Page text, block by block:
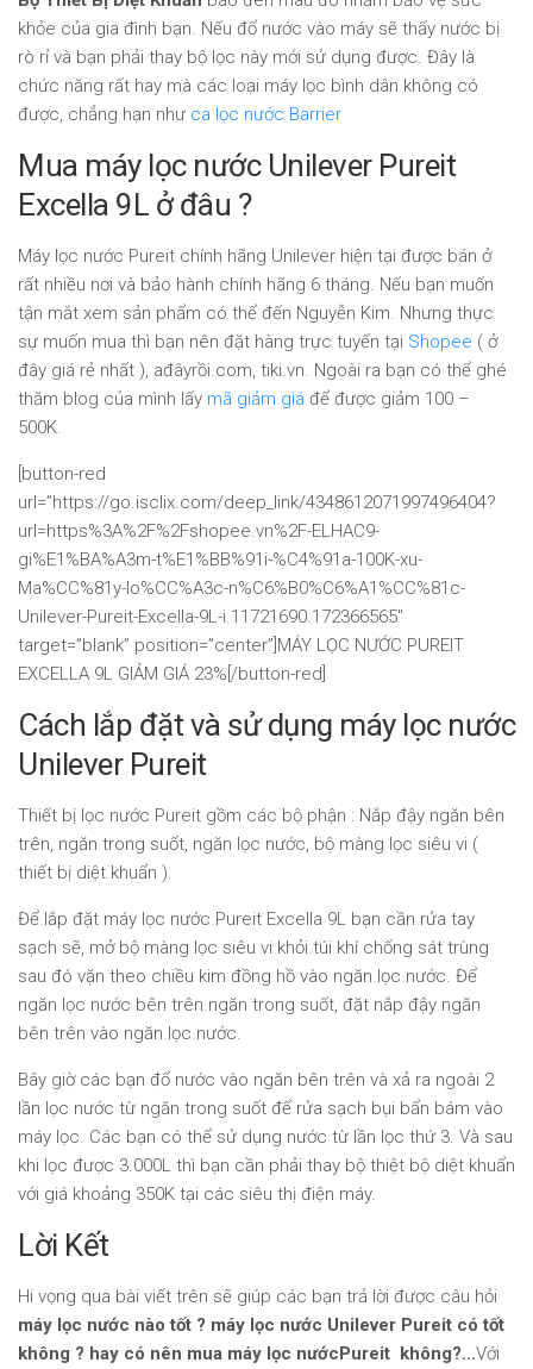
khỏe của gia đình bạn. Nếu đổ nước vào máy sẽ thấy nước bị
rò rỉ và bạn phải thay bộ lọc này mới sử dụng được. Đây là
chức năng rất hay mà các loại máy lọc bình dân không có
được, chẳng hạn như ca lọc nước Barrier
Mua máy lọc nước Unilever Pureit
Excella 9L ở đâu ?
Máy lọc nước Pureit chính hãng Unilever hiện tại được bán ở
rất nhiều nơi và bảo hành chính hãng 6 tháng. Nếu bạn muốn
tận mắt xem sản phẩm có thể đến Nguyễn Kim. Nhưng thực
sự muốn mua thì bạn nên đặt hàng trực tuyến tại Shopee ( ở
đây giá rẻ nhất ), ađâyrồi.com, tiki.vn. Ngoài ra bạn có thể ghé
thăm blog của mình lấy mã giảm giá để được giảm 100 –
500K.
[button-red
url=”https://go.isclix.com/deep_link/4348612071997496404?
url=https%3A%2F%2Fshopee.vn%2F-ELHAC9-
gi%E1%BA%A3m-t%E1%BB%91i-%C4%91a-100K-xu-
Ma%CC%81y-lo%CC%A3c-n%C6%B0%C6%A1%CC%81c-
Unilever-Pureit-Excella-9L-i.11721690.172366565″
target=”blank” position=”center”]MÁY LỌC NƯỚC PUREIT
EXCELLA 9L GIẢM GIÁ 23%[/button-red]
Cách lắp đặt và sử dụng máy lọc nước
Unilever Pureit
Thiết bị lọc nước Pureit gồm các bộ phận : Nắp đậy ngăn bên
trên, ngăn trong suốt, ngăn lọc nước, bộ màng lọc siêu vi (
thiết bị diệt khuẩn ).
Để lắp đặt máy lọc nước Pureit Excella 9L bạn cần rửa tay
sạch sẽ, mở bộ màng lọc siêu vi khỏi túi khí chống sát trùng
sau đó vặn theo chiều kim đồng hồ vào ngăn lọc nước. Để
ngăn lọc nước bên trên ngăn trong suốt, đặt nắp đậy ngăn
bên trên vào ngăn lọc nước.
Bây giờ các bạn đổ nước vào ngăn bên trên và xả ra ngoài 2
lần lọc nước từ ngăn trong suốt để rửa sạch bụi bẩn bám vào
máy lọc. Các bạn có thể sử dụng nước từ lần lọc thứ 3. Và sau
khi lọc được 3.000L thì bạn cần phải thay bộ thiệt bộ diệt khuẩn
với giá khoảng 350K tại các siêu thị điện máy.
Lời Kết
Hi vọng qua bài viết trên sẽ giúp các bạn trả lời được câu hỏi
máy lọc nước nào tốt ? máy lọc nước Unilever Pureit có tốt
không ? hay có nên mua máy lọc nướcPureit không?…Với